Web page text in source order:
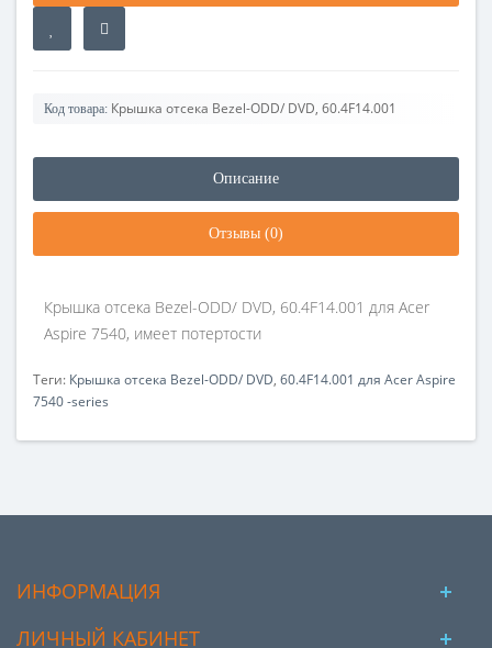
Код товара: Крышка отсека Bezel-ODD/ DVD, 60.4F14.001
Описание
Отзывы (0)
Крышка отсека Bezel-ODD/ DVD, 60.4F14.001 для Acer
Aspire 7540, имеет потертости
Теги: Крышка отсека Bezel-ODD/ DVD, 60.4F14.001 для Acer Aspire
7540 -series
ИНФОРМАЦИЯ
ЛИЧНЫЙ КАБИНЕТ